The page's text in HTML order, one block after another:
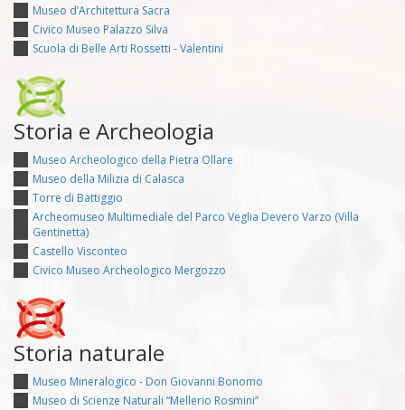
Museo d’Architettura Sacra
Civico Museo Palazzo Silva
Scuola di Belle Arti Rossetti - Valentini
Storia e Archeologia
Museo Archeologico della Pietra Ollare
Museo della Milizia di Calasca
Torre di Battiggio
Archeomuseo Multimediale del Parco Veglia Devero Varzo (Villa
Gentinetta)
Castello Visconteo
Civico Museo Archeologico Mergozzo
Storia naturale
Museo Mineralogico - Don Giovanni Bonomo
Museo di Scienze Naturali “Mellerio Rosmini”